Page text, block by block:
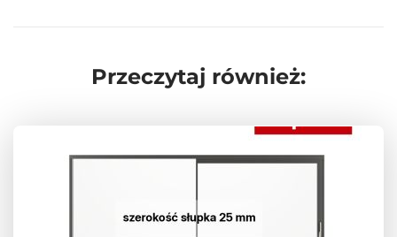
Przeczytaj również: